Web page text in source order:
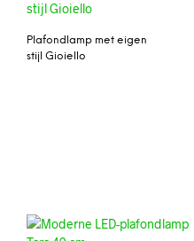
Plafondlamp met eigen
stijl Gioiello